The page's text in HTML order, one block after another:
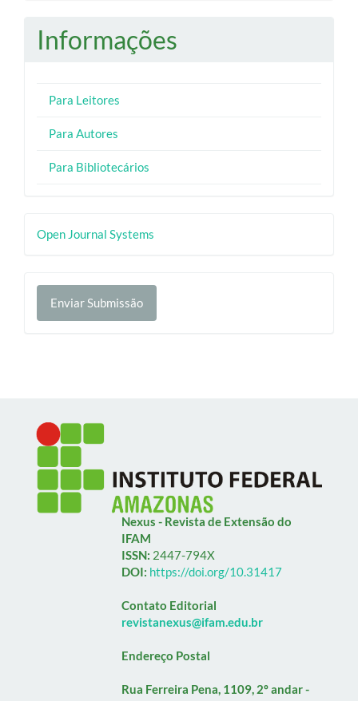
Informações
Para Leitores
Para Autores
Para Bibliotecários
Desenvolvido
Open Journal Systems
Enviar
Submissão
Enviar Submissão
Nexus - Revista de Extensão do
IFAM
ISSN: 2447-794X
DOI: https://doi.org/10.31417
Contato Editorial
revistanexus@ifam.edu.br
Endereço Postal
Rua Ferreira Pena, 1109, 2º andar -